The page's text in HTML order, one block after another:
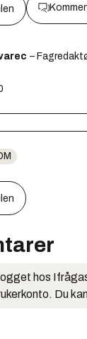
–
hos
Du